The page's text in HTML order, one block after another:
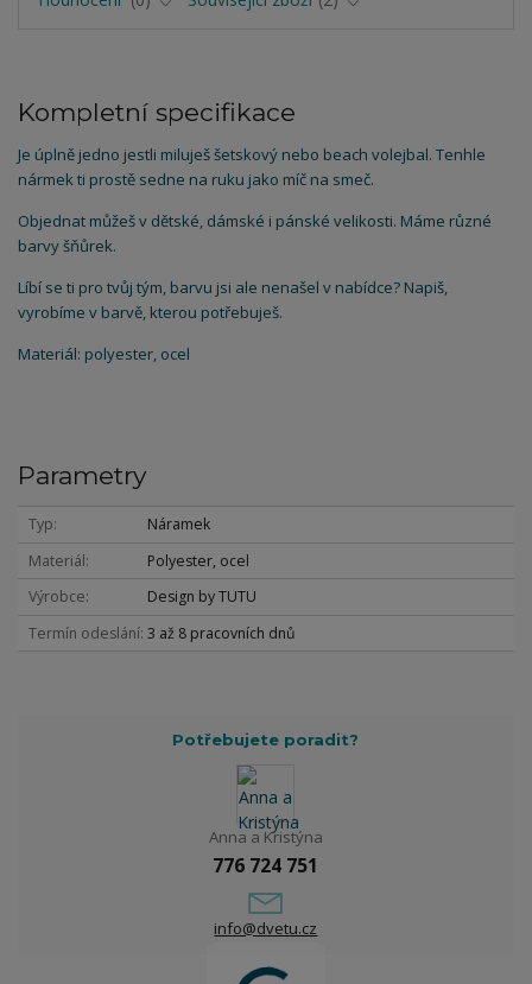
Kompletní specifikace
Je úplně jedno jestli miluješ šetskový nebo beach volejbal. Tenhle
nármek ti prostě sedne na ruku jako míč na smeč.
Objednat můžeš v dětské, dámské i pánské velikosti. Máme různé
barvy šňůrek.
Líbí se ti pro tvůj tým, barvu jsi ale nenašel v nabídce? Napiš,
vyrobíme v barvě, kterou potřebuješ.
Materiál: polyester, ocel
Parametry
Typ
Náramek
Materiál
Polyester, ocel
Výrobce
Design by TUTU
Termín odeslání 3 až 8 pracovních dnů
Potřebujete poradit?
Anna a Kristýna
776 724 751
info@dvetu.cz